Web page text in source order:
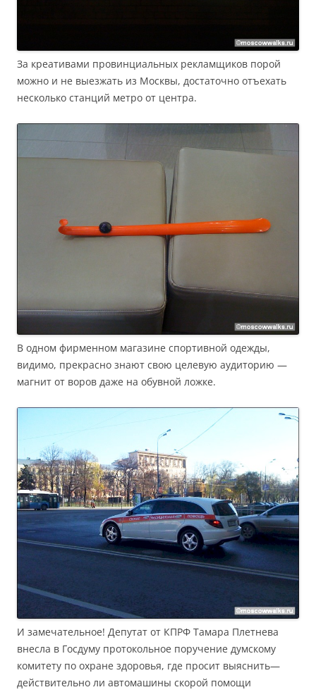
За креативами провинциальных рекламщиков порой
можно и не выезжать из Москвы, достаточно отъехать
несколько станций метро от центра.
В одном фирменном магазине спортивной одежды,
видимо, прекрасно знают свою целевую аудиторию —
магнит от воров даже на обувной ложке.
И замечательное! Депутат от КПРФ Тамара Плетнева
внесла в Госдуму протокольное поручение думскому
комитету по охране здоровья, где просит выяснить—
действительно ли автомашины скорой помощи